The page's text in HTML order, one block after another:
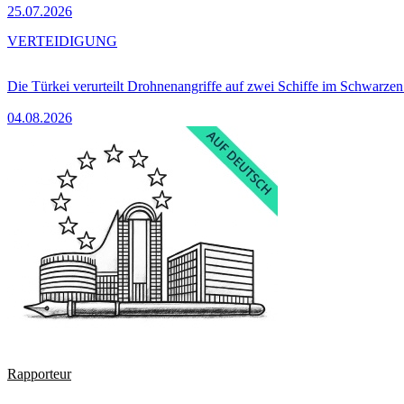
25.07.2026
Die Türkei verurteilt Drohnenangriffe auf zwei Schiffe im
04.08.2026
VERTEIDIGUNG
Rapporteur